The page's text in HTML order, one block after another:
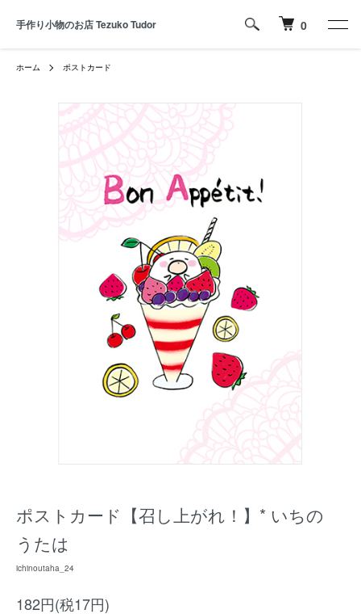
手作り小物のお店 Tezuko Tudor 0
ホーム ポストカード
ポストカード【召し上がれ！】* いちの
うたは
ichinoutaha_24
182円(税17円)